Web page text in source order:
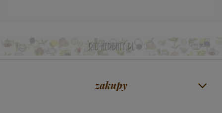
zakupy